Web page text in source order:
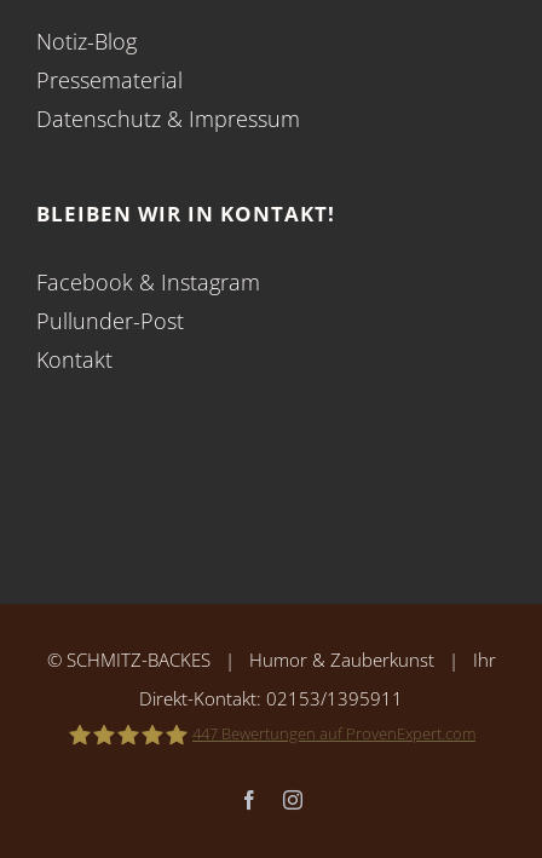
Notiz-Blog
Pressematerial
Datenschutz & Impressum
BLEIBEN WIR IN KONTAKT!
Facebook & Instagram
Pullunder-Post
Kontakt
© SCHMITZ-BACKES| Humor & Zauberkunst | Ihr
Direkt-Kontakt: 02153/1395911
447 Bewertungen auf ProvenExpert.com
FacebookInstagram